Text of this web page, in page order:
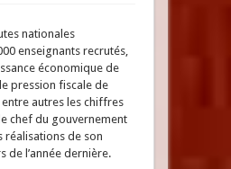
nationales
enseignants recrutés,
économique de
pression fiscale de
entre autres les chiffres
chef du gouvernement
réalisations de son
de l’année dernière.